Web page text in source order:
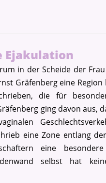
Ejakulation
in der Scheide der
Gräfenberg eine Region
die für
ging davon aus,
eine Zone entlang
eine besondere
selbst hat